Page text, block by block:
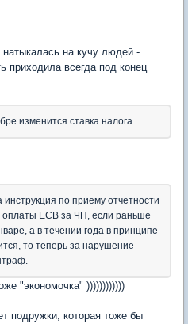
на кучу людей -
приходила всегда под конец
изменится ставка налога...
по приему отчетности
оплаты ЕСВ за ЧП, если раньше
а в течении года в принципе
то теперь за нарушение
"экономочка" ))))))))))))
подружки, которая тоже бы